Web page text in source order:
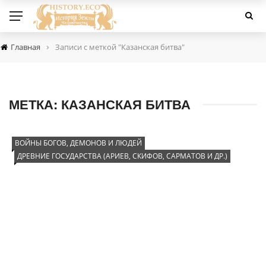
Главная › Записи с меткой "Казанская битва"
МЕТКА: КАЗАНСКАЯ БИТВА
ВОЙНЫ БОГОВ, ДЕМОНОВ И ЛЮДЕЙ
ДРЕВНИЕ ГОСУДАРСТВА (АРИЕВ, СКИФОВ, САРМАТОВ И ДР.)